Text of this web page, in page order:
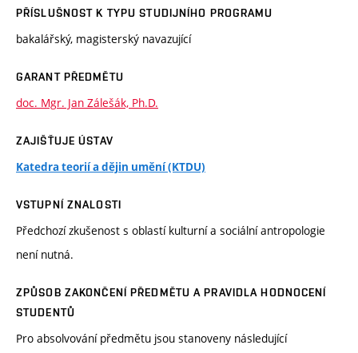
PŘÍSLUŠNOST K TYPU STUDIJNÍHO PROGRAMU
bakalářský, magisterský navazující
GARANT PŘEDMĚTU
doc. Mgr. Jan Zálešák, Ph.D.
ZAJIŠŤUJE ÚSTAV
Katedra teorií a dějin umění (KTDU)
VSTUPNÍ ZNALOSTI
Předchozí zkušenost s oblastí kulturní a sociální antropologie
není nutná.
ZPŮSOB ZAKONČENÍ PŘEDMĚTU A PRAVIDLA HODNOCENÍ
STUDENTŮ
Pro absolvování předmětu jsou stanoveny následující